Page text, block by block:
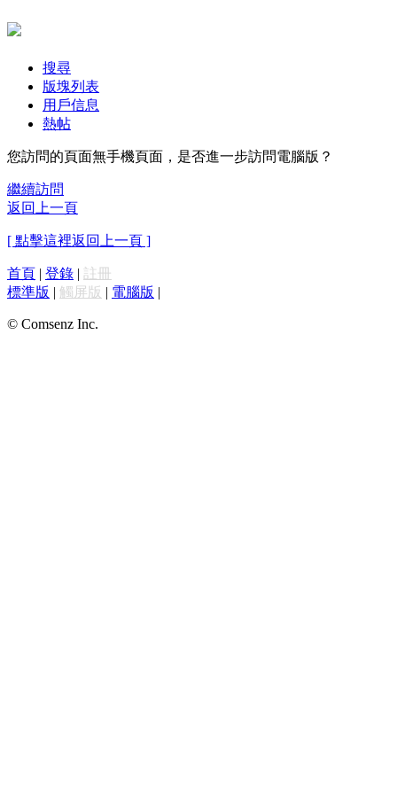
搜尋
版塊列表
用戶信息
熱帖
您訪問的頁面無手機頁面，是否進一步訪問電腦版？
繼續訪問
返回上一頁
[ 點擊這裡返回上一頁 ]
首頁 | 登錄 | 註冊
標準版 | 觸屏版 | 電腦版 |
© Comsenz Inc.